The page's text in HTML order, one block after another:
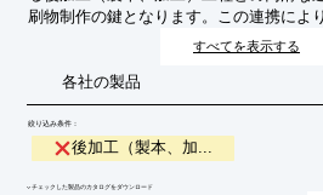
刷物制作の鍵となります。この連携によ
仕上がり、納期遵守、コスト最適化を実
すべてを表示する
各社の製品
絞り込み条件：
後加工（製本、加...
​▼チェックした製品のカタログをダウンロード